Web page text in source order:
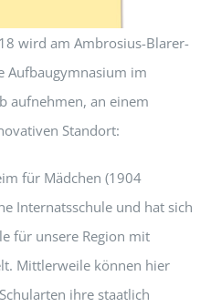
wird am Ambrosius-Blarer-
Aufbaugymnasium im
aufnehmen, an einem
Standort:
für Mädchen (1904
Internatsschule und hat sich
für unsere Region mit
Mittlerweile können hier
ihre staatlich